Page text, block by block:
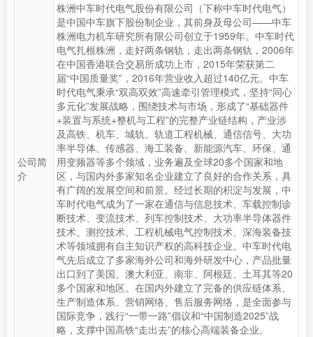
公司简
介
株洲中车时代电气股份有限公司（下称中车时代电气）
是中国中车旗下股份制企业，其前身及母公司——中车
株洲电力机车研究所有限公司创立于1959年。中车时代
电气扎根株洲，走好两条钢轨，走出两条钢轨，2006年
在中国香港联合交易所成功上市，2015年荣获第二
届“中国质量奖”，2016年营业收入超过140亿元。中车
时代电气秉承“双高双效”高速牵引管理模式，坚持“同心
多元化”发展战略，围绕技术与市场，形成了“基础器件
+装置与系统+整机与工程”的完整产业链结构，产业涉
及高铁、机车、城轨、轨道工程机械、通信信号、大功
率半导体、传感器、海工装备、新能源汽车、环保、通
用变频器等多个领域，业务遍及全球20多个国家和地
区，与国内外多家知名企业建立了良好的合作关系，具
有广阔的发展空间和前景。经过长期的积淀与发展，中
车时代电气成为了一家在通信与信息技术、车载控制诊
断技术、变流技术、列车控制技术、大功率半导体器件
技术、测控技术、工程机械电气控制技术、深海装备技
术等领域拥有自主知识产权的高科技企业。中车时代电
气先后成立了多家海外公司和海外研发中心，产品批量
出口到了美国、澳大利亚、南非、阿根廷、土耳其等20
多个国家和地区。在国内外建立了完备的供应链体系、
生产制造体系、营销网络、售后服务网络，是全面参与
国际竞争，践行“一带一路”倡议和“中国制造2025”战
略，支撑中国高铁“走出去”的核心高端装备企业。